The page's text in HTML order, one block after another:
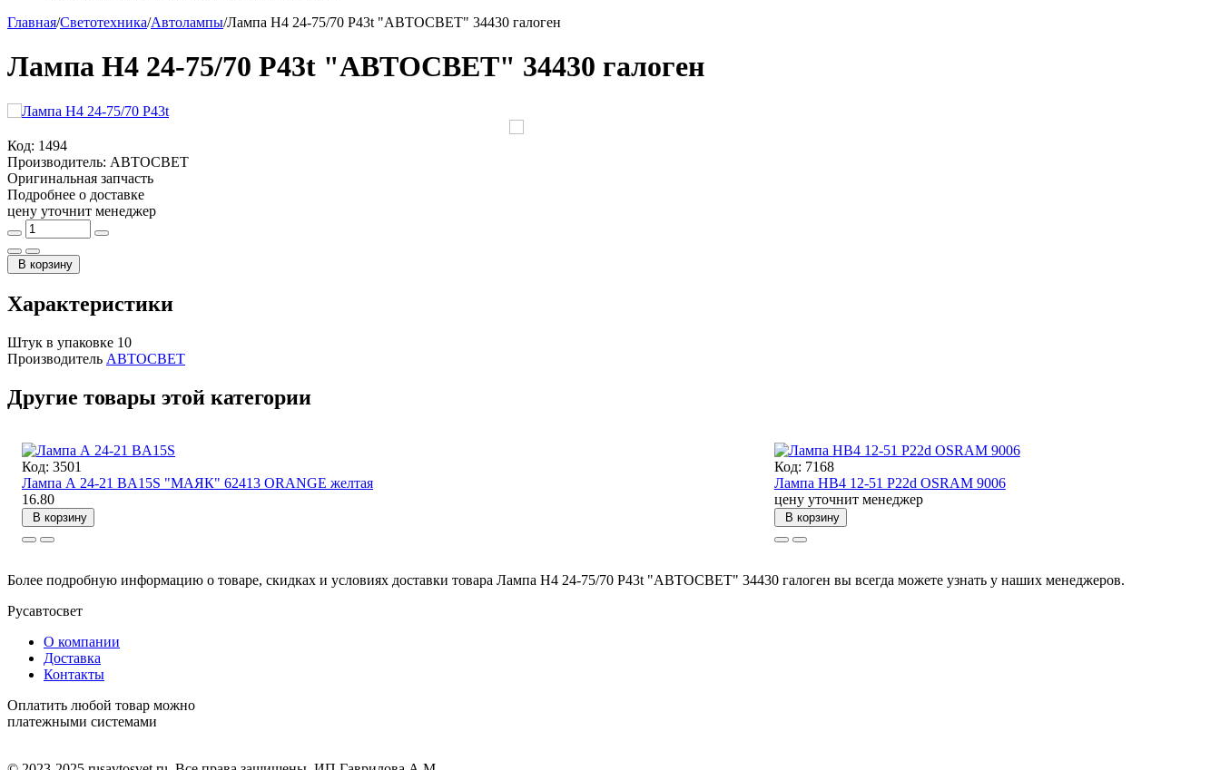
Главная/Светотехника/Автолампы/Лампа Н4 24-75/70 P43t "АВТОСВЕТ" 34430 галоген
Лампа Н4 24-75/70 P43t "АВТОСВЕТ" 34430 галоген
Код: 1494
Производитель: АВТОСВЕТ
Оригинальная запчасть
Подробнее о доставке
цену уточнит менеджер
В корзину
Характеристики
Штук в упаковке 10
Производитель АВТОСВЕТ
Другие товары этой категории
Код: 3501
Лампа А 24-21 BA15S "МАЯК" 62413 ORANGE желтая
16.80
В корзину
Код: 7168
Лампа НВ4 12-51 Р22d OSRAM 9006
цену уточнит менеджер
В корзину
Более подробную информацию о товаре, скидках и условиях доставки товара Лампа Н4 24-75/70 P43t "АВТОСВЕТ" 34430 галоген вы всегда можете узнать у наших менеджеров.
Русавтосвет
О компании
Доставка
Контакты
Оплатить любой товар можно
платежными системами